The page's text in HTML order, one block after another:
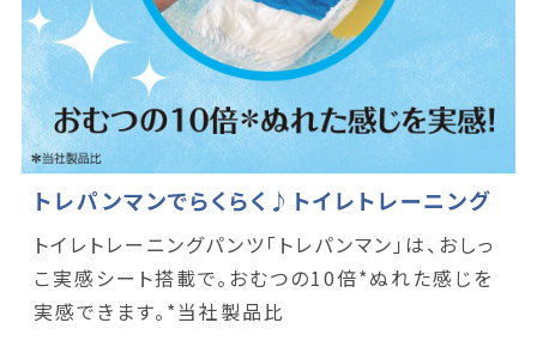
トレパンマンでらくらく♪トイレトレーニング
トイレトレーニングパンツ「トレパンマン」は、おしっ
こ実感シート搭載で。おむつの10倍*ぬれた感じを
実感できます。*当社製品比